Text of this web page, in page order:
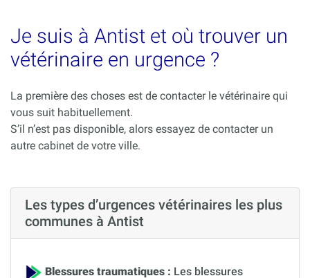
Je suis à Antist et où trouver un
vétérinaire en urgence ?
La première des choses est de contacter le vétérinaire qui
vous suit habituellement.
S’il n’est pas disponible, alors essayez de contacter un
autre cabinet de votre ville.
Les types d’urgences vétérinaires les plus
communes à Antist
Blessures traumatiques : Les blessures